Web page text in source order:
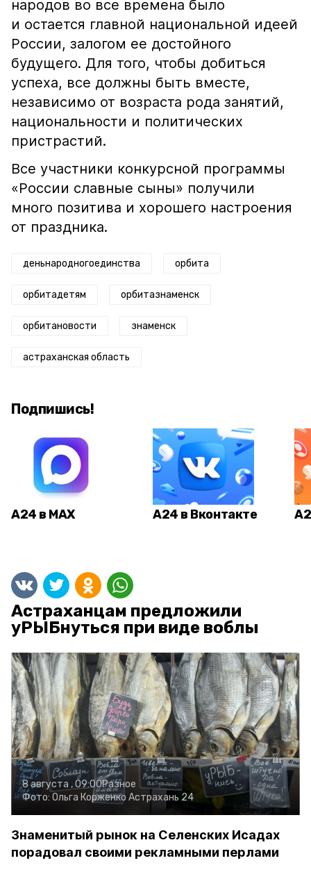
народов во все времена было
и остается главной национальной идеей
России, залогом ее достойного
будущего. Для того, чтобы добиться
успеха, все должны быть вместе,
независимо от возраста рода занятий,
национальности и политических
пристрастий.
Все участники конкурсной программы
«России славные сыны» получили
много позитива и хорошего настроения
от праздника.
деньнародногоединства орбита
орбитадетям орбитазнаменск
орбитановости знаменск
астраханская область
Подпишись!
А24 в MAX А24 в Вконтакте
Астраханцам предложили
уРЫБнуться при виде воблы
8 августа , 09:00Разное
Фото: Ольга Корженко Астрахань 24
Знаменитый рынок на Селенских Исадах
порадовал своими рекламными перлами